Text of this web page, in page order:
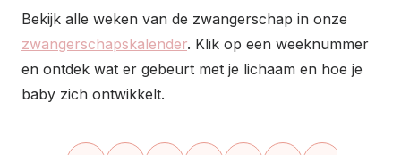
Bekijk alle weken van de zwangerschap in onze
zwangerschapskalender. Klik op een weeknummer
en ontdek wat er gebeurt met je lichaam en hoe je
baby zich ontwikkelt.